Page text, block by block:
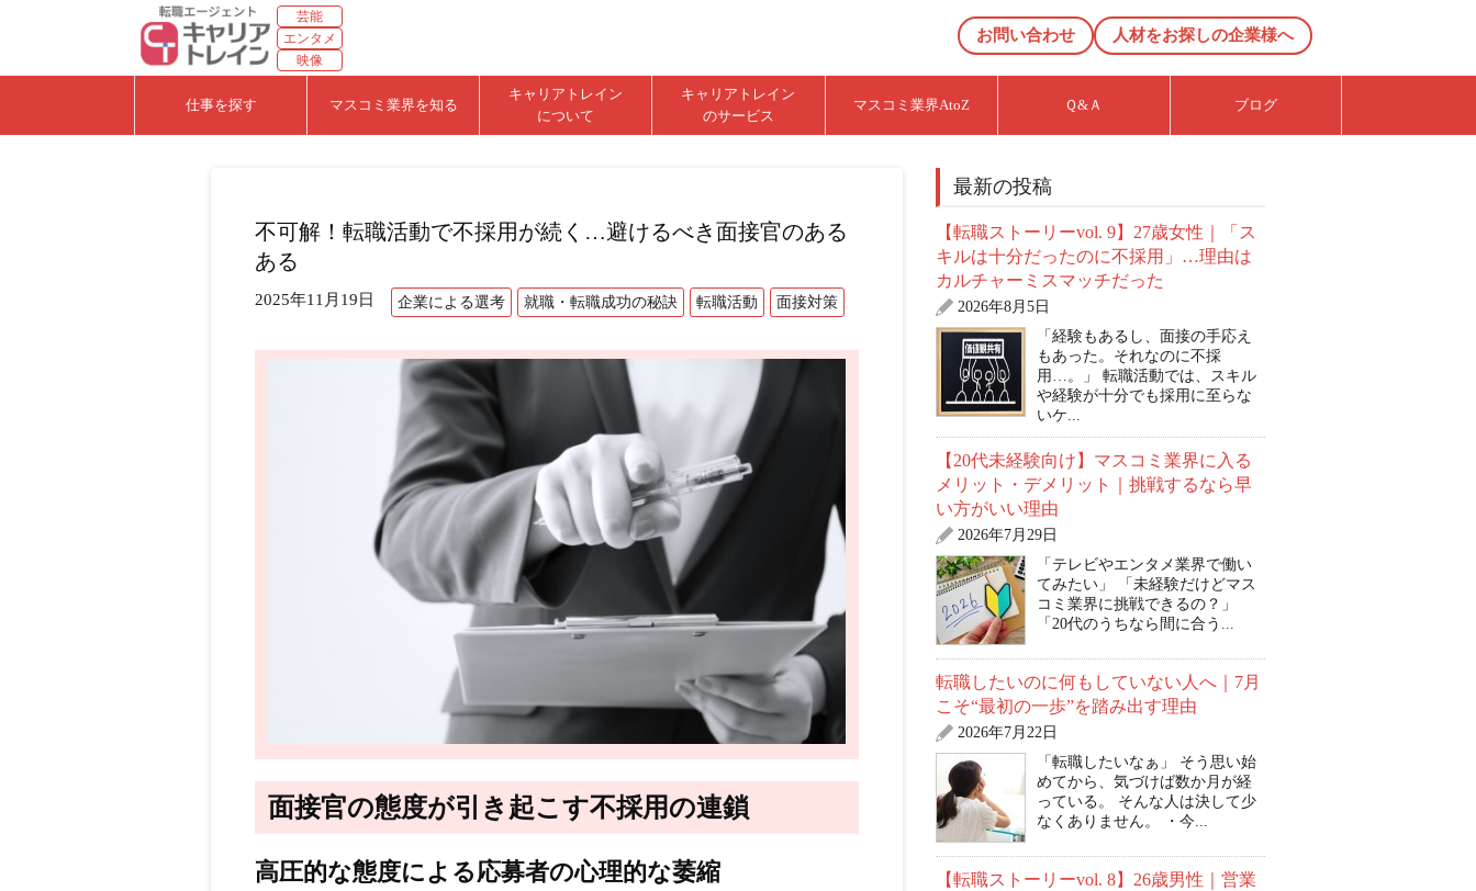
芸能
エンタメ
映像
お問い合わせ 人材をお探しの企業様へ
仕事を探す マスコミ業界を知る
キャリアトレイン
について
キャリアトレイン
のサービス
マスコミ業界AtoZ Ｑ&Ａ ブログ
不可解！転職活動で不採用が続く…避けるべき面接官のある
ある
2025年11月19日 企業による選考 就職・転職成功の秘訣 転職活動 面接対策
面接官の態度が引き起こす不採用の連鎖
高圧的な態度による応募者の心理的な萎縮
最新の投稿
【転職ストーリーvol. 9】27歳女性｜「ス
キルは十分だったのに不採用」…理由は
カルチャーミスマッチだった
2026年8月5日
「経験もあるし、面接の手応え
もあった。それなのに不採
用…。」 転職活動では、スキル
や経験が十分でも採用に至らな
いケ...
【20代未経験向け】マスコミ業界に入る
メリット・デメリット｜挑戦するなら早
い方がいい理由
2026年7月29日
「テレビやエンタメ業界で働い
てみたい」 「未経験だけどマス
コミ業界に挑戦できるの？」
「20代のうちなら間に合う...
転職したいのに何もしていない人へ｜7月
こそ“最初の一歩”を踏み出す理由
2026年7月22日
「転職したいなぁ」 そう思い始
めてから、気づけば数か月が経
っている。 そんな人は決して少
なくありません。 ・今...
【転職ストーリーvol. 8】26歳男性｜営業